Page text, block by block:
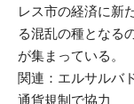
レス市の経済に新
る混乱の種となる
が集まっている。
関連： エルサルバ